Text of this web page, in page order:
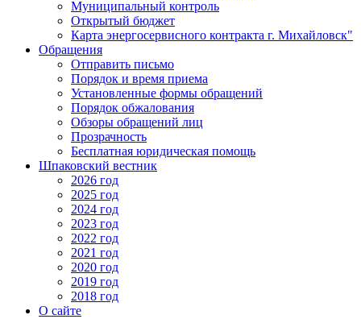
Муниципальный контроль
Открытый бюджет
Карта энергосервисного контракта г. Михайловск"
Обращения
Отправить письмо
Порядок и время приема
Установленные формы обращений
Порядок обжалования
Обзоры обращений лиц
Прозрачность
Бесплатная юридическая помощь
Шпаковский вестник
2026 год
2025 год
2024 год
2023 год
2022 год
2021 год
2020 год
2019 год
2018 год
О сайте